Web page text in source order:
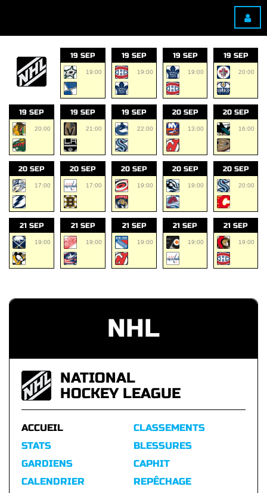
19 SEP
19:00
19 SEP
19:00
19 SEP
19:00
19 SEP
20:00
19 SEP
20:00
19 SEP
21:00
19 SEP
22:00
20 SEP
13:00
20 SEP
16:00
20 SEP
17:00
20 SEP
17:00
20 SEP
19:00
20 SEP
19:00
20 SEP
20:00
21 SEP
19:00
21 SEP
19:00
21 SEP
19:00
21 SEP
19:00
21 SEP
19:00
NHL
NATIONAL
HOCKEY LEAGUE
ACCUEIL
STATS
GARDIENS
CALENDRIER
CLASSEMENTS
BLESSURES
CAPHIT
REPÊCHAGE